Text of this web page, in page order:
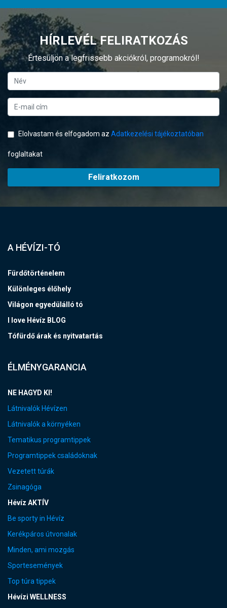
HÍRLEVÉL FELIRATKOZÁS
Értesüljön a legfrissebb akciókról, programokról!
Elolvastam és elfogadom az Adatkezelési tájékoztatóban
foglaltakat
Feliratkozom
A HÉVÍZI-TÓ
Fürdőtörténelem
Különleges élőhely
Világon egyedülálló tó
I love Hévíz BLOG
Tófürdő árak és nyitvatartás
ÉLMÉNYGARANCIA
NE HAGYD KI!
Látnivalók Hévízen
Látnivalók a környéken
Tematikus programtippek
Programtippek családoknak
Vezetett túrák
Zsinagóga
Hévíz AKTÍV
Be sporty in Hévíz
Kerékpáros útvonalak
Minden, ami mozgás
Sportesemények
Top túra tippek
Hévízi WELLNESS